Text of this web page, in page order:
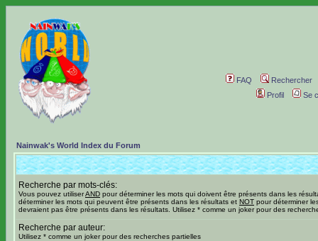
FAQ
Rechercher
Profil
Se
Nainwak's World Index du Forum
Recherche par mots-clés:
Vous pouvez utiliserAND pour déterminer les mots qui doivent être présents dans les
déterminer les mots qui peuvent être présents dans les résultats et NOT pour déterminer
devraient pas être présents dans les résultats. Utilisez * comme un joker pour des
Recherche par auteur:
Utilisez * comme un joker pour des recherches partielles